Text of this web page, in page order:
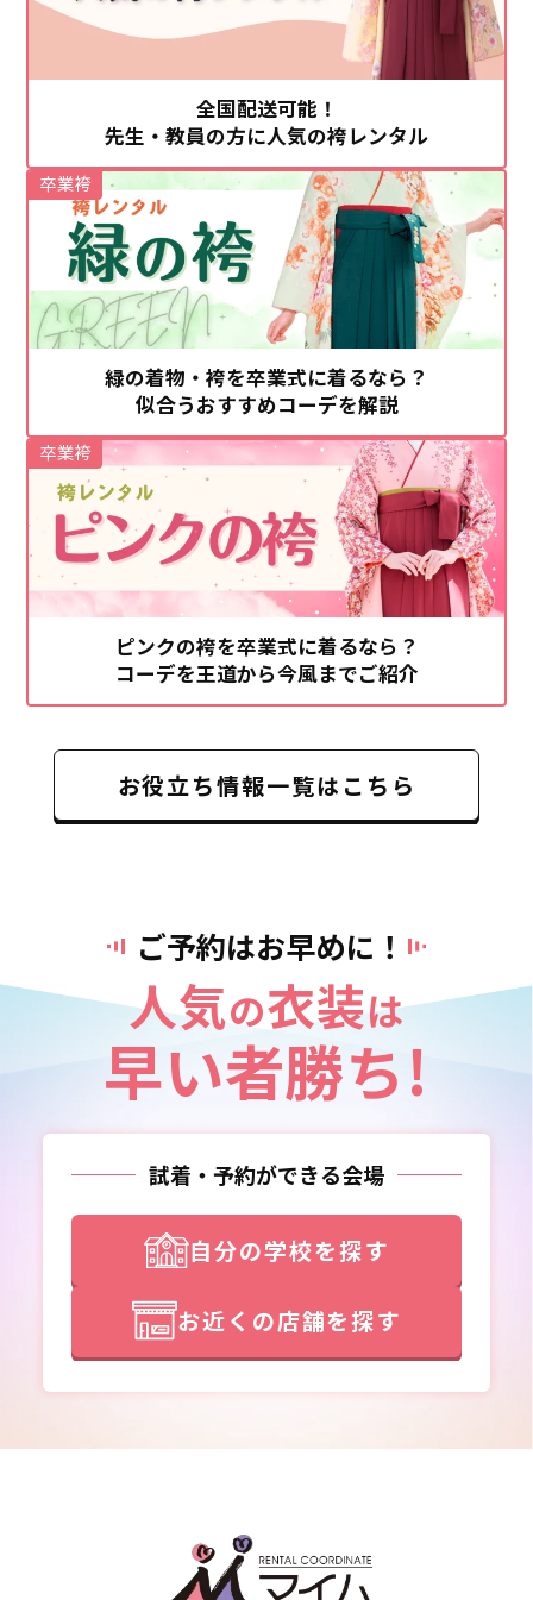
全国配送可能！
先生・教員の方に人気の袴レンタル
緑の着物・袴を卒業式に着るなら？
似合うおすすめコーデを解説
卒業袴
ピンクの袴を卒業式に着るなら？
コーデを王道から今風までご紹介
卒業袴
お役立ち情報一覧はこちら
ご予約はお早めに！
人気の衣装は
早い者勝ち!
試着・予約ができる会場
自分の学校を探す
お近くの店舗を探す